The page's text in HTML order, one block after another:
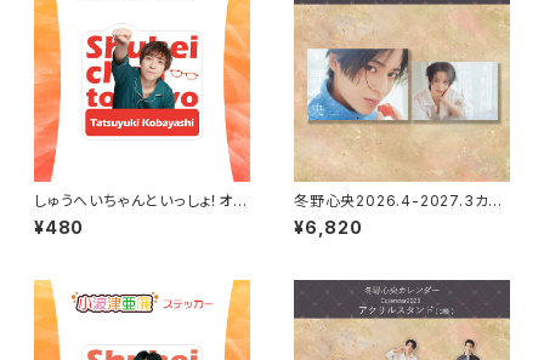
しゅうへいちゃんといっしょ！オリ
ジナルステッカー（小林竜之202
2冬）
¥480
冬野心央2026.4-2027.3カレ
ンダー（壁掛け・卓上セット）
¥6,820